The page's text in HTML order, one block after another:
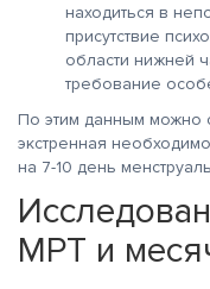
находиться в
присутствие
области нижней
требование
По этим данным можно
экстренная
на 7-10 день
МРТ и